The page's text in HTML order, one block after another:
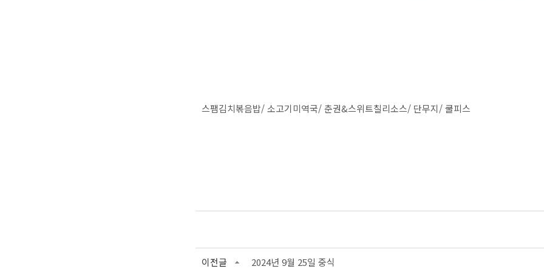
스팸김치볶음밥/ 소고기미역국/ 춘권&스위트칠리소스/ 단무지/ 쿨피스
이전글 2024년 9월 25일 중식